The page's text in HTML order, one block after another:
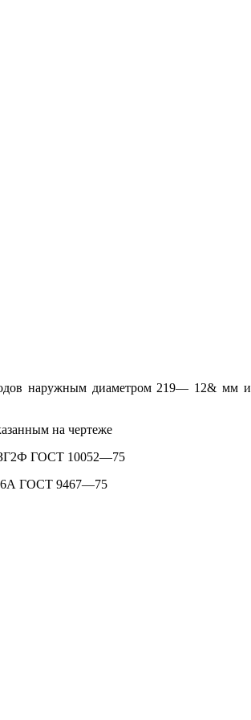
наружным диаметром 219— 12& мм из
на чертеже
ГОСТ 10052—75
ГОСТ 9467—75